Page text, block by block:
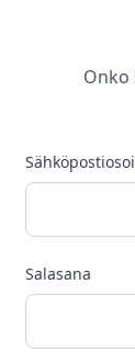
Onko
Salasana